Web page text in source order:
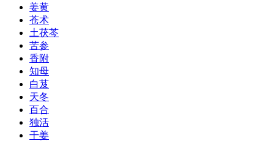
姜黄
苍术
土茯芩
苦参
香附
知母
白芨
天冬
百合
独活
干姜